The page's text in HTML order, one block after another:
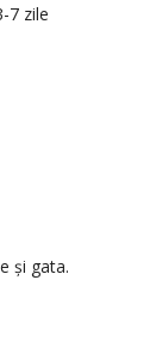
7 zile
și gata.